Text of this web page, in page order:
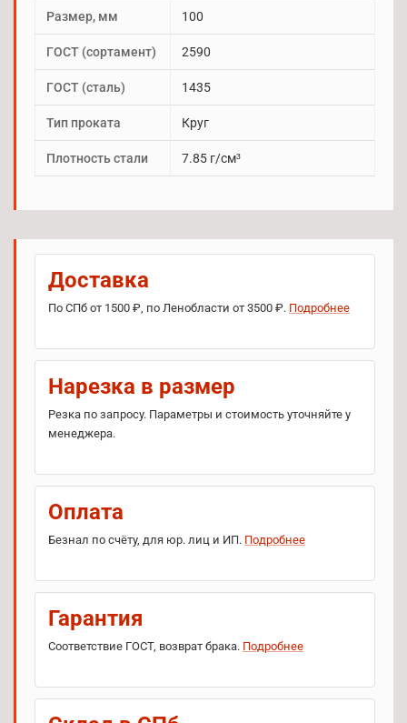
Размер, мм 100
ГОСТ (сортамент) 2590
ГОСТ (сталь) 1435
Тип проката Круг
Плотность стали 7.85 г/см³
Доставка
По СПб от 1500 ₽, по Ленобласти от 3500 ₽. Подробнее
Нарезка в размер
Резка по запросу. Параметры и стоимость уточняйте у
менеджера.
Оплата
Безнал по счёту, для юр. лиц и ИП. Подробнее
Гарантия
Соответствие ГОСТ, возврат брака. Подробнее